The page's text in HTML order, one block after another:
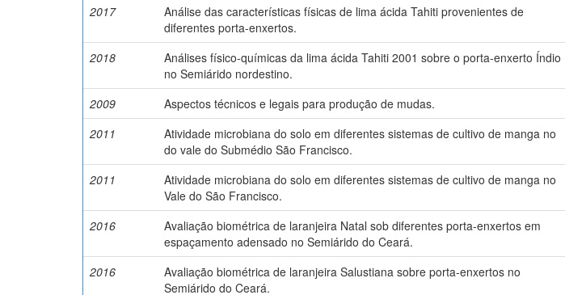
2017
Análise das características físicas de lima ácida Tahiti provenientes de
diferentes porta-enxertos.
2018
Análises físico-químicas da lima ácida Tahiti 2001 sobre o porta-enxerto Índio
no Semiárido nordestino.
2009
Aspectos técnicos e legais para produção de mudas.
2011
Atividade microbiana do solo em diferentes sistemas de cultivo de manga no
do vale do Submédio São Francisco.
2011
Atividade microbiana do solo em diferentes sistemas de cultivo de manga no
Vale do São Francisco.
2016
Avaliação biométrica de laranjeira Natal sob diferentes porta-enxertos em
espaçamento adensado no Semiárido do Ceará.
2016
Avaliação biométrica de laranjeira Salustiana sobre porta-enxertos no
Semiárido do Ceará.